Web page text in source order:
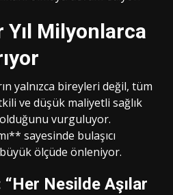
Yıl Milyonlarca
yalnızca bireyleri değil, tüm
ve düşük maliyetli sağlık
vurguluyor.
sayesinde bulaşıcı
büyük ölçüde önleniyor.
“Her Nesilde Aşılar